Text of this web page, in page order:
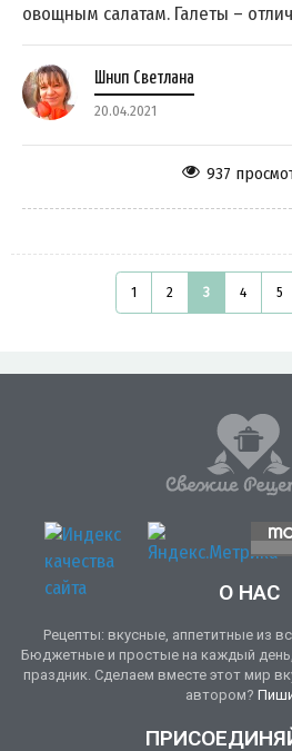
овощным салатам. Галеты –
Шнип Светлана
20.04.2021
937
1 2 3 4 5
О НАС
Рецепты: вкусные, аппетитные из
Бюджетные и простые на каждый
праздник. Сделаем вместе этот мир
автором?